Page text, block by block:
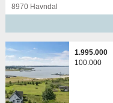
8970 Havndal
1.995.000
100.000